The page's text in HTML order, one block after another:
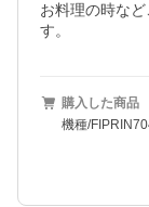
お料理の時な
す。
購入した商品
機種/